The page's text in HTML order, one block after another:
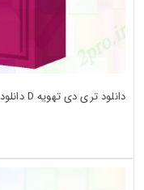
دانلود تری دی تهویه D دانلود رایگان با ارائه نمایش کد (کد25803)